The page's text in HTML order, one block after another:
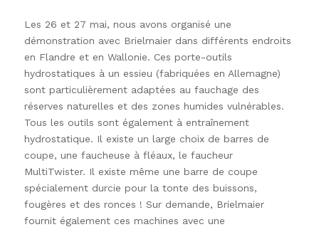
Les 26 et 27 mai, nous avons organisé une
démonstration avec Brielmaier dans différents endroits
en Flandre et en Wallonie. Ces porte-outils
hydrostatiques à un essieu (fabriquées en Allemagne)
sont particulièrement adaptées au fauchage des
réserves naturelles et des zones humides vulnérables.
Tous les outils sont également à entraînement
hydrostatique. Il existe un large choix de barres de
coupe, une faucheuse à fléaux, le faucheur
MultiTwister. Il existe même une barre de coupe
spécialement durcie pour la tonte des buissons,
fougères et des ronces ! Sur demande, Brielmaier
fournit également ces machines avec une